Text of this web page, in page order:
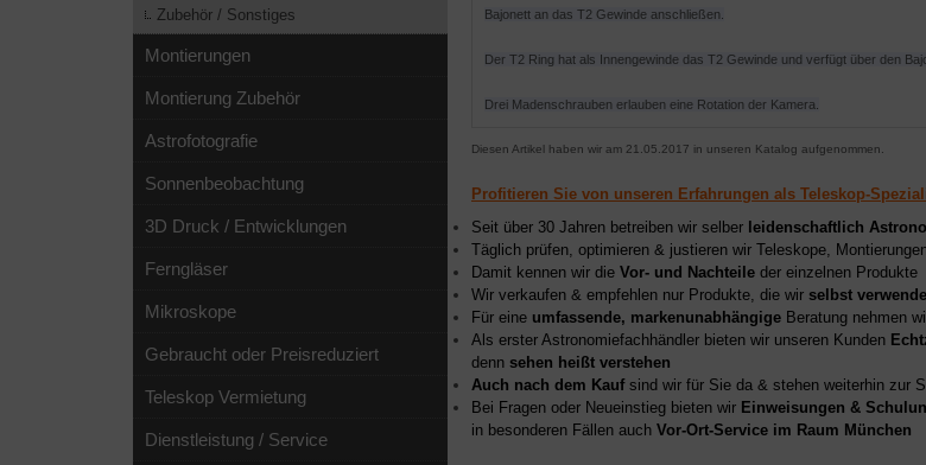
Bajonett an das T2 Gewinde anschließen.
Der T2 Ring hat als Innengewinde das T2 Gewinde und verfügt über den
Drei Madenschrauben erlauben eine Rotation der Kamera.
Diesen Artikel haben wir am 21.05.2017 in unseren Katalog aufgenommen.
Profitieren Sie von unseren Erfahrungen als Teleskop-
Seit über 30 Jahren betreiben wir selber leidenschaftlich
Täglich prüfen, optimieren & justieren wir Teleskope,
Damit kennen wir die Vor- und Nachteile der einzelnen Produkte
Wir verkaufen & empfehlen nur Produkte, die wir selbst
Für eine umfassende, markenunabhängige Beratung nehmen
Als erster Astronomiefachhändler bieten wir unseren Kunden
denn sehen heißt verstehen
Auch nach dem Kaufsind wir für Sie da & stehen weiterhin zur
Bei Fragen oder Neueinstieg bieten wir Einweisungen &
in besonderen Fällen auch Vor-Ort-Service im Raum München
Zubehör / Sonstiges
Montierungen
Montierung Zubehör
Astrofotografie
Sonnenbeobachtung
3D Druck / Entwicklungen
Ferngläser
Mikroskope
Gebraucht oder Preisreduziert
Teleskop Vermietung
Dienstleistung / Service